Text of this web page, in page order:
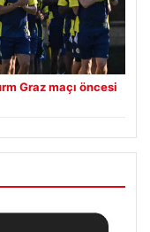
Graz maçı öncesi